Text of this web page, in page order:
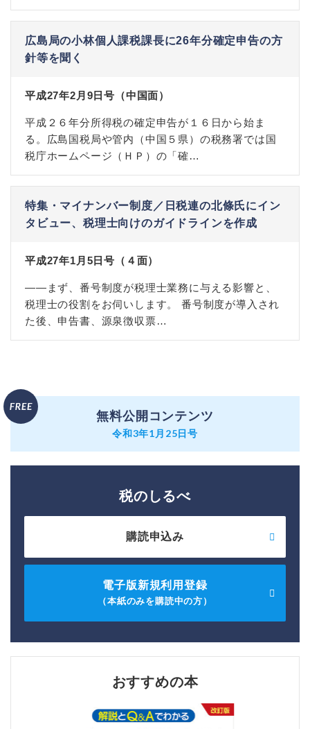
広島局の小林個人課税課長に26年分確定申告の方
針等を聞く
平成27年2月9日号（中国面）
平成２６年分所得税の確定申告が１６日から始ま
る。広島国税局や管内（中国５県）の税務署では国
税庁ホームページ（ＨＰ）の「確…
特集・マイナンバー制度／日税連の北條氏にイン
タビュー、税理士向けのガイドラインを作成
平成27年1月5日号（４面）
――まず、番号制度が税理士業務に与える影響と、
税理士の役割をお伺いします。 番号制度が導入され
た後、申告書、源泉徴収票…
無料公開コンテンツ
令和3年1月25日号
税のしるべ
購読申込み
電子版新規利用登録
（本紙のみを購読中の方）
おすすめの本